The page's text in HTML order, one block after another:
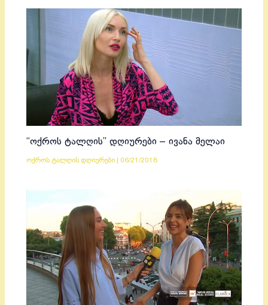
“ოქროს ტალღის” დღიურები – ივანა მელაი
ოქროს ტალღის დღიურები 06/21/2018